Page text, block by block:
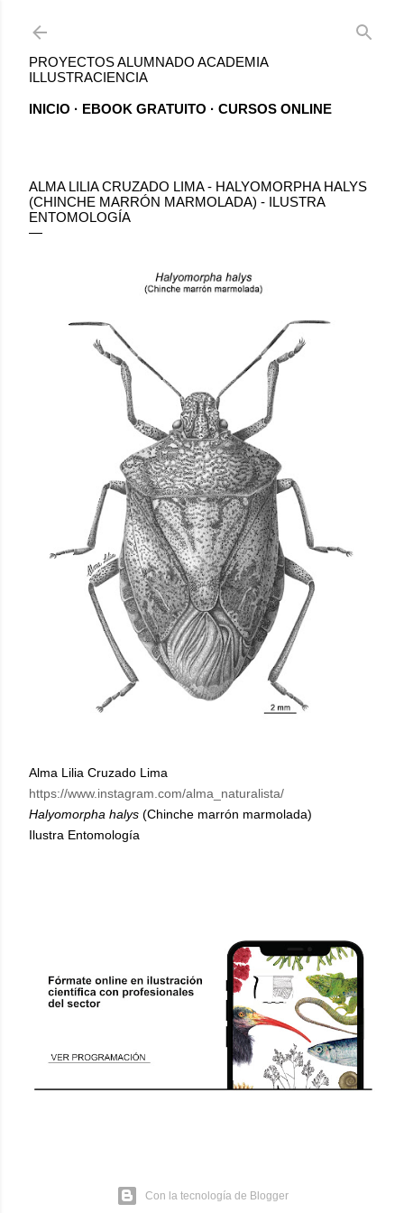
PROYECTOS ALUMNADO ACADEMIA
ILLUSTRACIENCIA
INICIO EBOOK GRATUITO CURSOS ONLINE
ALMA LILIA CRUZADO LIMA - HALYOMORPHA HALYS
(CHINCHE MARRÓN MARMOLADA) - ILUSTRA
ENTOMOLOGÍA
Alma Lilia Cruzado Lima
https://www.instagram.com/alma_naturalista/
Halyomorpha halys (Chinche marrón marmolada)
Ilustra Entomología
Con la tecnología de Blogger